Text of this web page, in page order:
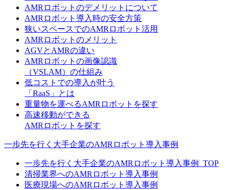
AMRロボットのデメリットについて
AMRロボット導入時の安全方策
狭いスペースでのAMRロボット活用
AMRロボットのメリット
AGVとAMRの違い
AMRロボットの画像認識
（VSLAM）の仕組み
低コストでの導入が叶う
「RaaS」とは
重量物を運べるAMRロボットを探す
高速移動ができる
AMRロボットを探す
一歩先を行く大手企業のAMRロボット導入事例
一歩先を行く大手企業のAMRロボット導入事例_TOP
清掃業界へのAMRロボット導入事例
医療現場へのAMRロボット導入事例